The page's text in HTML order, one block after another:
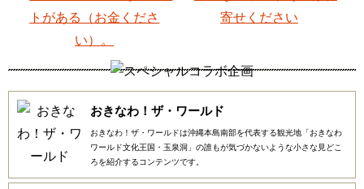
おきなわ！ザ・ワールド
おきなわ！ザ・ワールドは沖縄本島南部を代表する観光地「おきなわ
ワールド文化王国・玉泉洞」の誰もが気づかないような小さな見どこ
ろを紹介するコンテンツです。